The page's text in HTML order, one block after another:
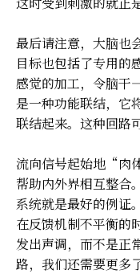
最后请注意，大脑也
目标也包括了专用的
感觉的加工，令脑干
是一种功能联结，它
联结起来。这种回路
流向信号起始地“肉
帮助内外界相互整合
系统就是最好的例证
在反馈机制不平衡的
发出声调，而不是正
路，我们还需要更多